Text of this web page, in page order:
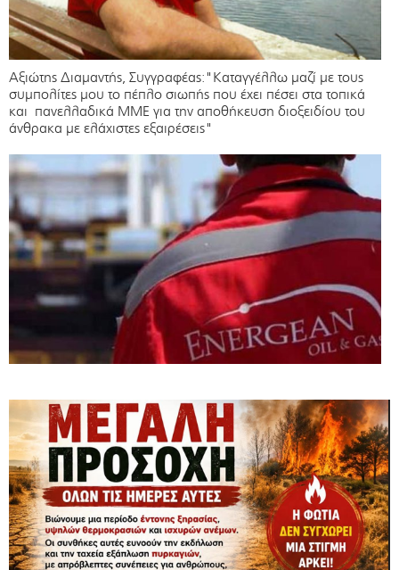
Αξιώτης Διαμαντής, Συγγραφέας:"Καταγγέλλω μαζί με τους
συμπολίτες μου το πέπλο σιωπής που έχει πέσει στα τοπικά
και πανελλαδικά ΜΜΕ για την αποθήκευση διοξειδίου του
άνθρακα με ελάχιστες εξαιρέσεις"